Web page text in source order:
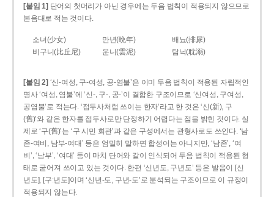
[붙임 1] 단어의 첫머리가 아닌 경우에는 두음 법칙이 적용되지 않으므로
본음대로 적는 것이다.
소녀(少女) 만년(晩年)
배뇨(排尿)
비구니(比丘尼)
운니(雲泥) 탐닉(耽溺)
[붙임 2] ‘신-여성, 구-여성, 공-염불’은 이미 두음 법칙이 적용된 자립적인
명사 ‘여성, 염불’에 ‘신-, 구-, 공-’이 결합한 구조이므로 ‘신여성, 구여성,
공염불’로 적는다. ‘접두사처럼 쓰이는 한자’라고 한 것은 ‘신(新), 구
(舊)’와 같은 한자를 접두사로만 단정하기 어렵다는 점을 밝힌 것이다. 실
제로 ‘구(舊)’는 ‘구 시민 회관’과 같은 구성에서는 관형사로도 쓰인다. ‘남
존­-여비, 남부-­여대’ 등은 엄밀히 말하면 합성어는 아니지만, ‘남존’, ‘여
비’, ‘남부’, ‘여대’ 등이 마치 단어와 같이 인식되어 두음 법칙이 적용된 형
태로 굳어져 쓰이고 있는 것이다. 한편 ‘신년도, 구년도’ 등은 발음이 [신
년도], [구ː년도]이며 ‘신년­-도, 구년-­도’로 분석되는 구조이므로 이 규정이
적용되지 않는다.